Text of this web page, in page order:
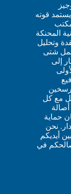
قوته
المحنكة
وتحليل
شتى
إلى
مع كل
حماية
نحن
أيديكم
في